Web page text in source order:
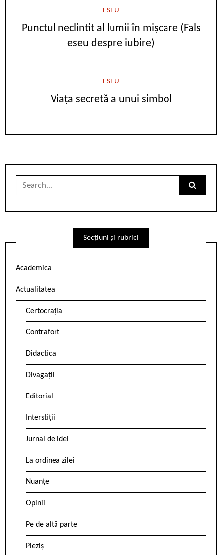
ESEU
Punctul neclintit al lumii în mișcare (Fals
eseu despre iubire)
ESEU
Viața secretă a unui simbol
Search
Secțiuni și rubrici
Academica
Actualitatea
Certocrația
Contrafort
Didactica
Divagații
Editorial
Interstiții
Jurnal de idei
La ordinea zilei
Nuanțe
Opinii
Pe de altă parte
Pieziș